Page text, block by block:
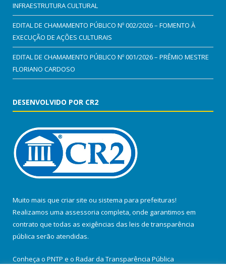
INFRAESTRUTURA CULTURAL
EDITAL DE CHAMAMENTO PÚBLICO Nº 002/2026 – FOMENTO À
EXECUÇÃO DE AÇÕES CULTURAIS
EDITAL DE CHAMAMENTO PÚBLICO Nº 001/2026 – PRÊMIO MESTRE
FLORIANO CARDOSO
DESENVOLVIDO POR CR2
Muito mais que criar site ou sistema para prefeituras!
Realizamos uma assessoria completa, onde garantimos em
contrato que todas as exigências das leis de transparência
pública serão atendidas.
Conheça o PNTP e o Radar da Transparência Pública